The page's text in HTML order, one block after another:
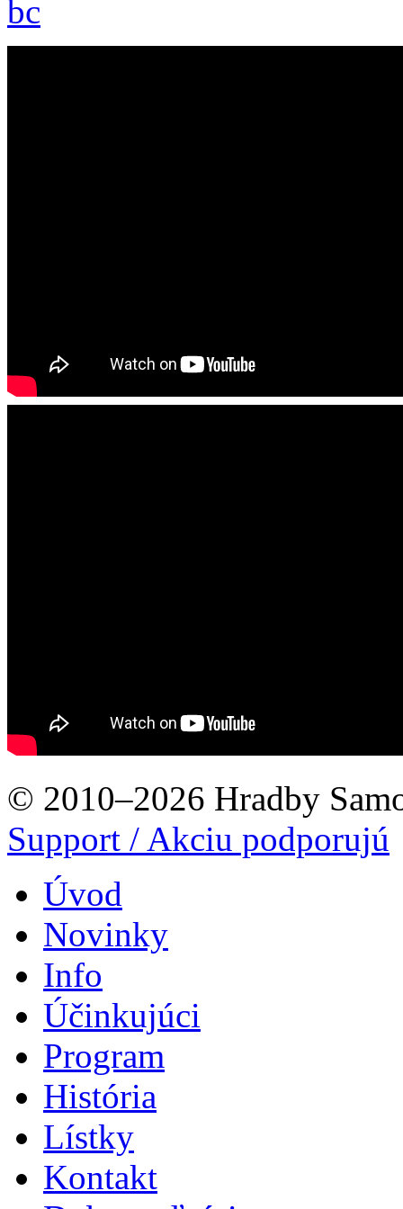
bc
© 2010–2026 Hradby
Support / Akciu podporujú
Úvod
Novinky
Info
Účinkujúci
Program
História
Lístky
Kontakt